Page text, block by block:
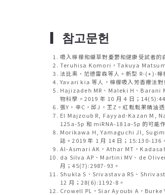
▎ 참고문헌
吸入檸檬和纈草對憂鬱和健康受試者
Teruhisa Komori，Takuy​​a
法比奧·范德雷森等人。新型 R-(+)-
Yavari kia 等人，檸檬吸入芳香療法對
Hajizadeh MR、Maleki H、Barani
物科學。2019 年 10 月 4 日；
張Y，辛C，邱J，王Z。紅鬆鬆果精油
El Majzoub R, Fayyad-Kazan M,
125a-5p 和 miRNA-181a-5p 的可能
Morikawa H, Yamaguchi JI,
誌。2019 年 1 月 14 日；15:130-136
Al-Asmari AK，Athar MT，
da Silva AP、Martini MV、de
月；45(7):2987-93。
Shukla S、Srivastava RS、
12 月；28(6):1192-8。
Crowell PL，Siar Ayoubi A，Burke